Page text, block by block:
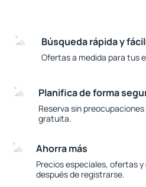
Búsqueda rápida y
Ofertas a medida para tus
Planifica de forma
Reserva sin
gratuita.
Ahorra más
Precios especiales, ofertas
después de registrarse.